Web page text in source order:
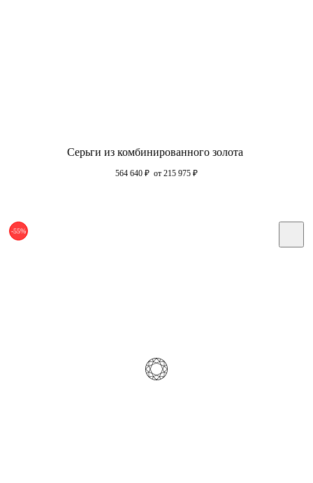
Серьги из комбинированного золота
564 640 ₽ от 215 975 ₽
-55%